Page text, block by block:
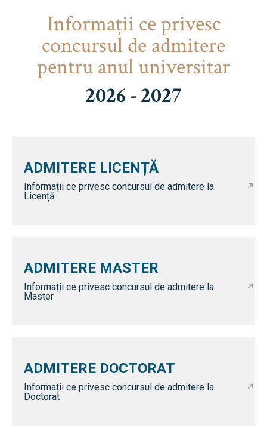
Informaţii ce privesc
concursul de admitere
pentru anul universitar
2026 - 2027
ADMITERE LICENȚĂ
Informații ce privesc concursul de admitere la
Licență
ADMITERE MASTER
Informații ce privesc concursul de admitere la
Master
ADMITERE DOCTORAT
Informații ce privesc concursul de admitere la
Doctorat